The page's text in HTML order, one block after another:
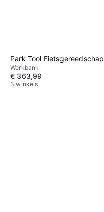
Park Tool Fietsgereedschap
Werkbank
€ 363,99
3 winkels